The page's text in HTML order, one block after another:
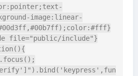
image:linear-
file="public/include"}